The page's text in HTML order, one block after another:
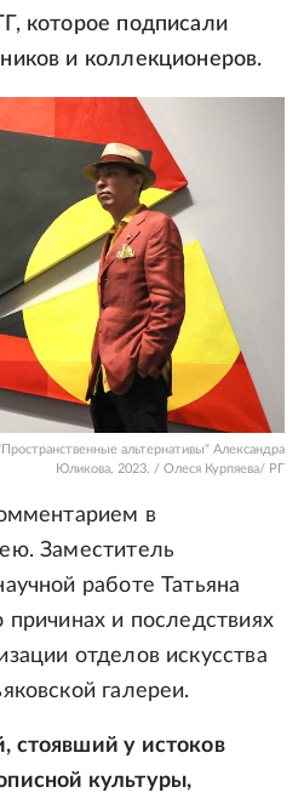
которое подписали
и коллекционеров.
альтернативы" Александра
Юликова, 2023. / Олеся Курпяева/ РГ
в
Заместитель
работе Татьяна
причинах и последствиях
отделов искусства
галереи.
стоявший у истоков
культуры,